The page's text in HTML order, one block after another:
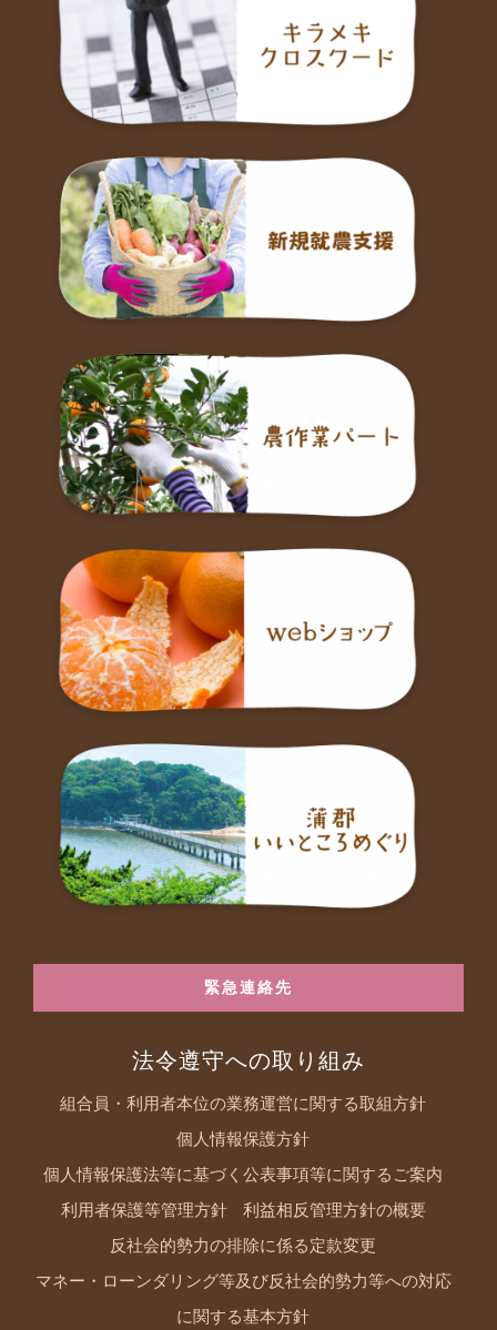
緊急連絡先
法令遵守への取り組み
組合員・利用者本位の業務運営に関する取組方針
個人情報保護方針
個人情報保護法等に基づく公表事項等に関するご案内
利用者保護等管理方針 利益相反管理方針の概要
反社会的勢力の排除に係る定款変更
マネー・ローンダリング等及び反社会的勢力等への対応
に関する基本方針